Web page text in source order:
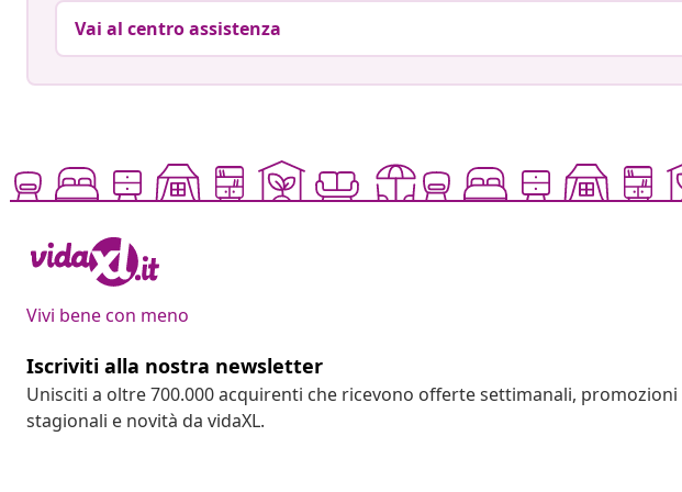
Vai al centro assistenza
Vivi bene con meno
Iscriviti alla nostra newsletter
Unisciti a oltre 700.000 acquirenti che ricevono offerte settimanali, promozioni
stagionali e novità da vidaXL.